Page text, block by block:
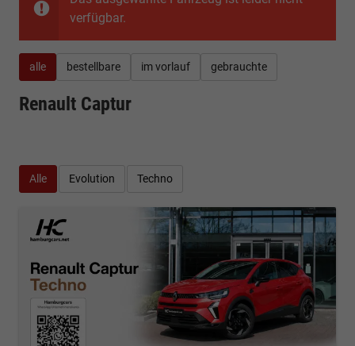
verfügbar.
alle bestellbare im vorlauf gebrauchte
Renault Captur
Alle Evolution Techno